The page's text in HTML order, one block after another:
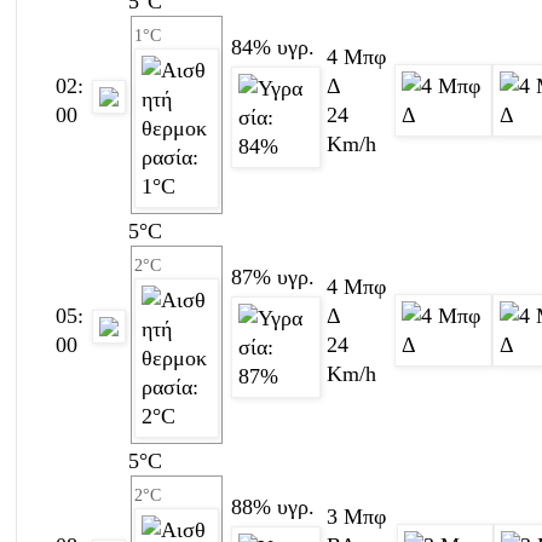
02:
00
1°C 84% υγρ. 4 Μπφ
Δ
24
Km/h
05:
00
5°C
2°C 87% υγρ. 4 Μπφ
Δ
24
Km/h
5°C
2°C 88% υγρ. 3 Μπφ